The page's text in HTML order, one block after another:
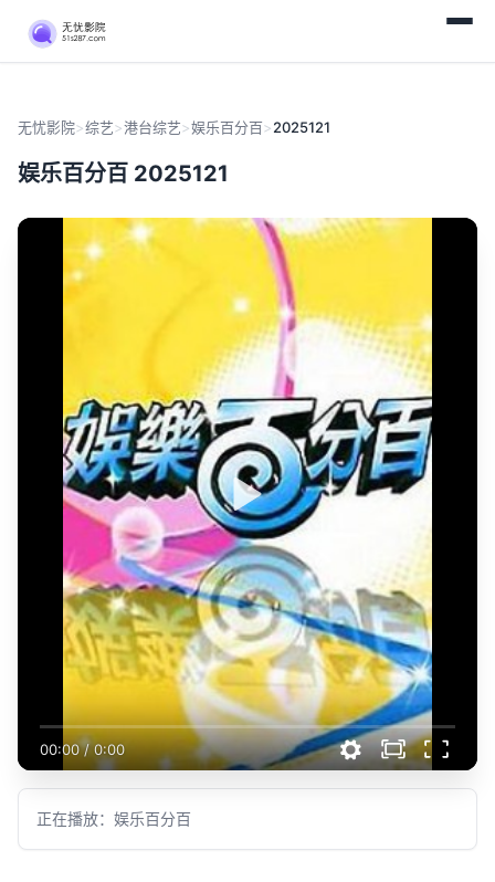
无忧影院>综艺>港台综艺>娱乐百分百>2025121
娱乐百分百 2025121
00:00/0:00
正在播放：娱乐百分百